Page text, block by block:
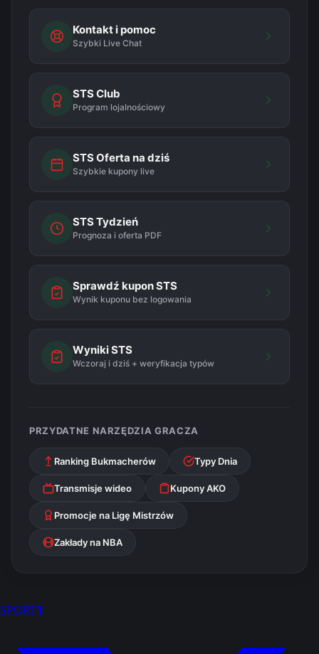
Kontakt i pomoc
Szybki Live Chat
STS Club
Program lojalnościowy
STS Oferta na dziś
Szybkie kupony live
STS Tydzień
Prognoza i oferta PDF
Sprawdź kupon STS
Wynik kuponu bez logowania
Wyniki STS
Wczoraj i dziś + weryfikacja typów
PRZYDATNE NARZĘDZIA GRACZA
Ranking Bukmacherów Typy Dnia
Transmisje wideo Kupony AKO
Promocje na Ligę Mistrzów
Zakłady na NBA
SPORT1